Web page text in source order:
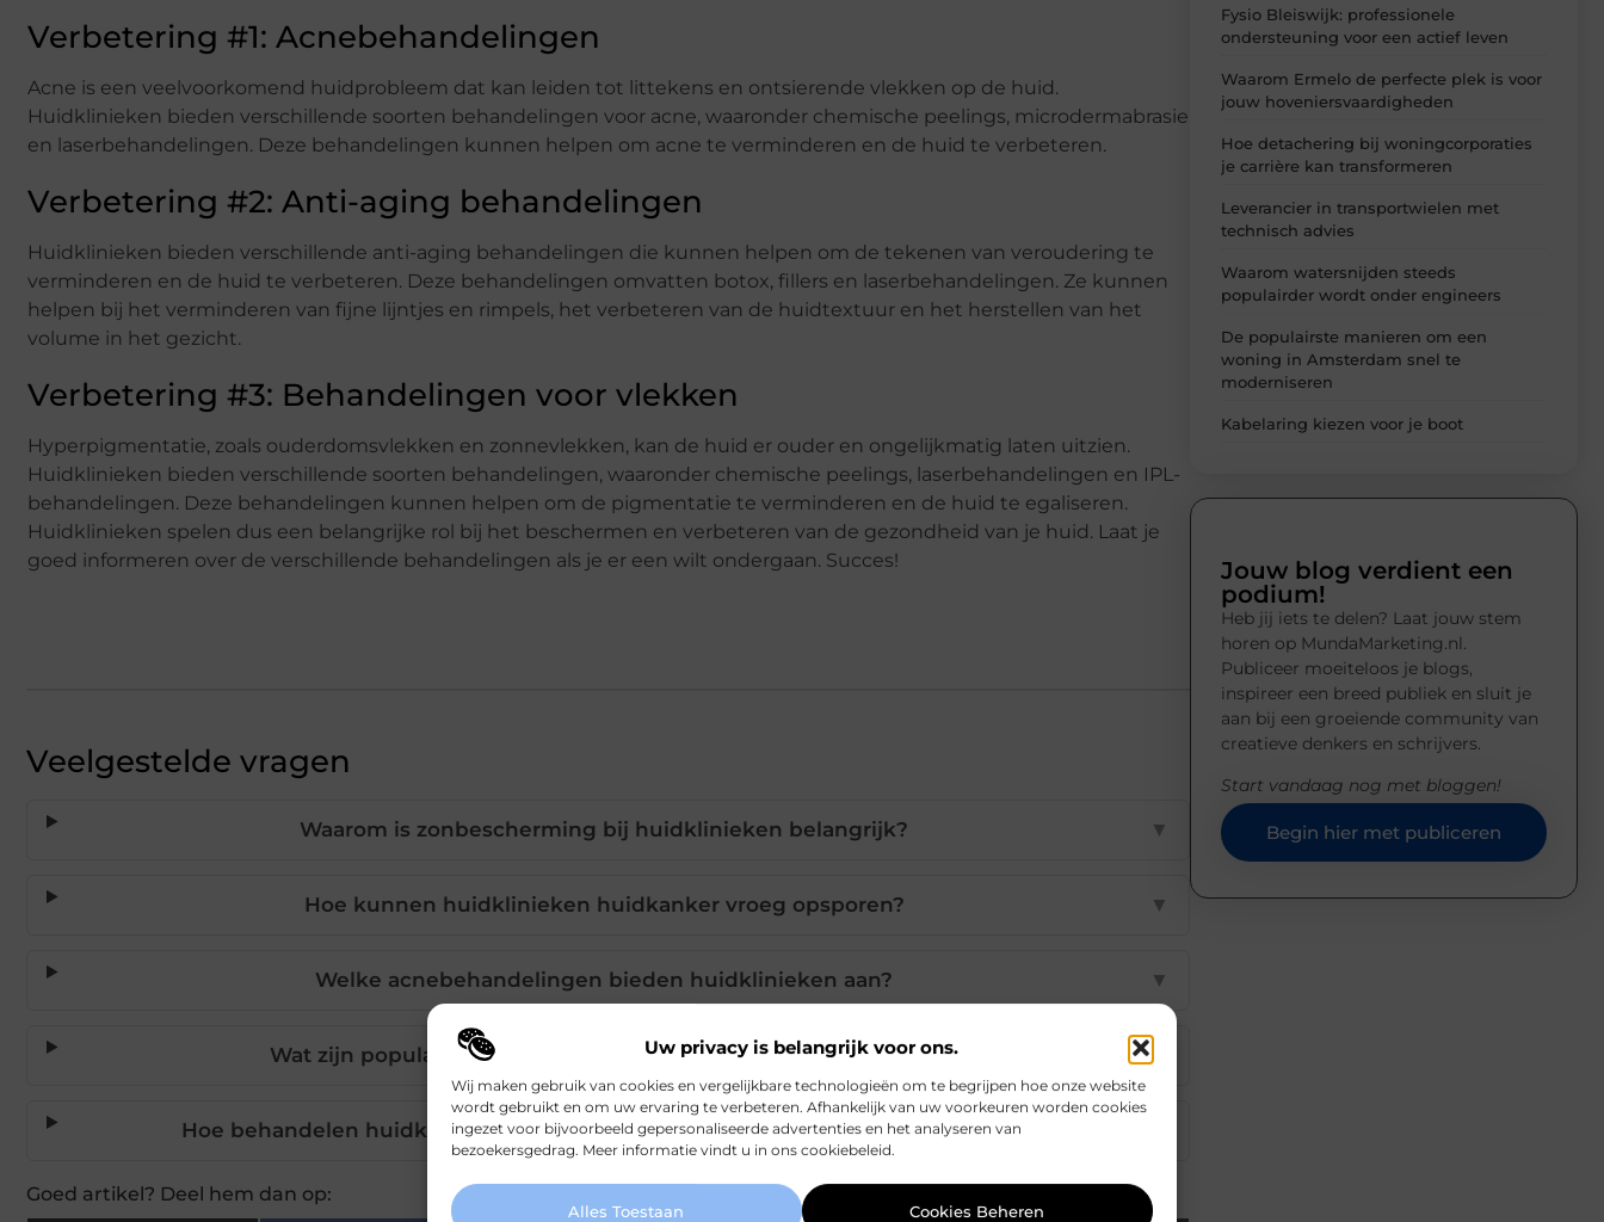
Uw privacy is belangrijk voor ons.
Wij maken gebruik van cookies en vergelijkbare technologieën om te begrijpen hoe onze website
wordt gebruikt en om uw ervaring te verbeteren. Afhankelijk van uw voorkeuren worden cookies
ingezet voor bijvoorbeeld gepersonaliseerde advertenties en het analyseren van
bezoekersgedrag. Meer informatie vindt u in ons cookiebeleid.
Alles Toestaan Cookies Beheren
Verbetering #1: Acnebehandelingen
Acne is een veelvoorkomend huidprobleem dat kan leiden tot littekens en ontsierende vlekken op de huid.
Huidklinieken bieden verschillende soorten behandelingen voor acne, waaronder chemische peelings, microdermabrasie
en laserbehandelingen. Deze behandelingen kunnen helpen om acne te verminderen en de huid te verbeteren.
Verbetering #2: Anti-aging behandelingen
Huidklinieken bieden verschillende anti-aging behandelingen die kunnen helpen om de tekenen van veroudering te
verminderen en de huid te verbeteren. Deze behandelingen omvatten botox, fillers en laserbehandelingen. Ze kunnen
helpen bij het verminderen van fijne lijntjes en rimpels, het verbeteren van de huidtextuur en het herstellen van het
volume in het gezicht.
Verbetering #3: Behandelingen voor vlekken
Hyperpigmentatie, zoals ouderdomsvlekken en zonnevlekken, kan de huid er ouder en ongelijkmatig laten uitzien.
Huidklinieken bieden verschillende soorten behandelingen, waaronder chemische peelings, laserbehandelingen en IPL-
behandelingen. Deze behandelingen kunnen helpen om de pigmentatie te verminderen en de huid te egaliseren.
Huidklinieken spelen dus een belangrijke rol bij het beschermen en verbeteren van de gezondheid van je huid. Laat je
goed informeren over de verschillende behandelingen als je er een wilt ondergaan. Succes!
Veelgestelde vragen
Waarom is zonbescherming bij huidklinieken belangrijk? ▼
Hoe kunnen huidklinieken huidkanker vroeg opsporen? ▼
Welke acnebehandelingen bieden huidklinieken aan? ▼
Wat zijn populaire anti-aging behandelingen in huidklinieken? ▼
Hoe behandelen huidklinieken ouderdomsvlekken en pigmentaatafwijkingen?
Goed artikel? Deel hem dan op:
Fysio Bleiswijk: professionele
ondersteuning voor een actief leven
Waarom Ermelo de perfecte plek is voor
jouw hoveniersvaardigheden
Hoe detachering bij woningcorporaties
je carrière kan transformeren
Leverancier in transportwielen met
technisch advies
Waarom watersnijden steeds
populairder wordt onder engineers
De populairste manieren om een
woning in Amsterdam snel te
moderniseren
Kabelaring kiezen voor je boot
Jouw blog verdient een
podium!
Heb jij iets te delen? Laat jouw stem
horen op MundaMarketing.nl.
Publiceer moeiteloos je blogs,
inspireer een breed publiek en sluit je
aan bij een groeiende community van
creatieve denkers en schrijvers.
Start vandaag nog met bloggen!
Begin hier met publiceren